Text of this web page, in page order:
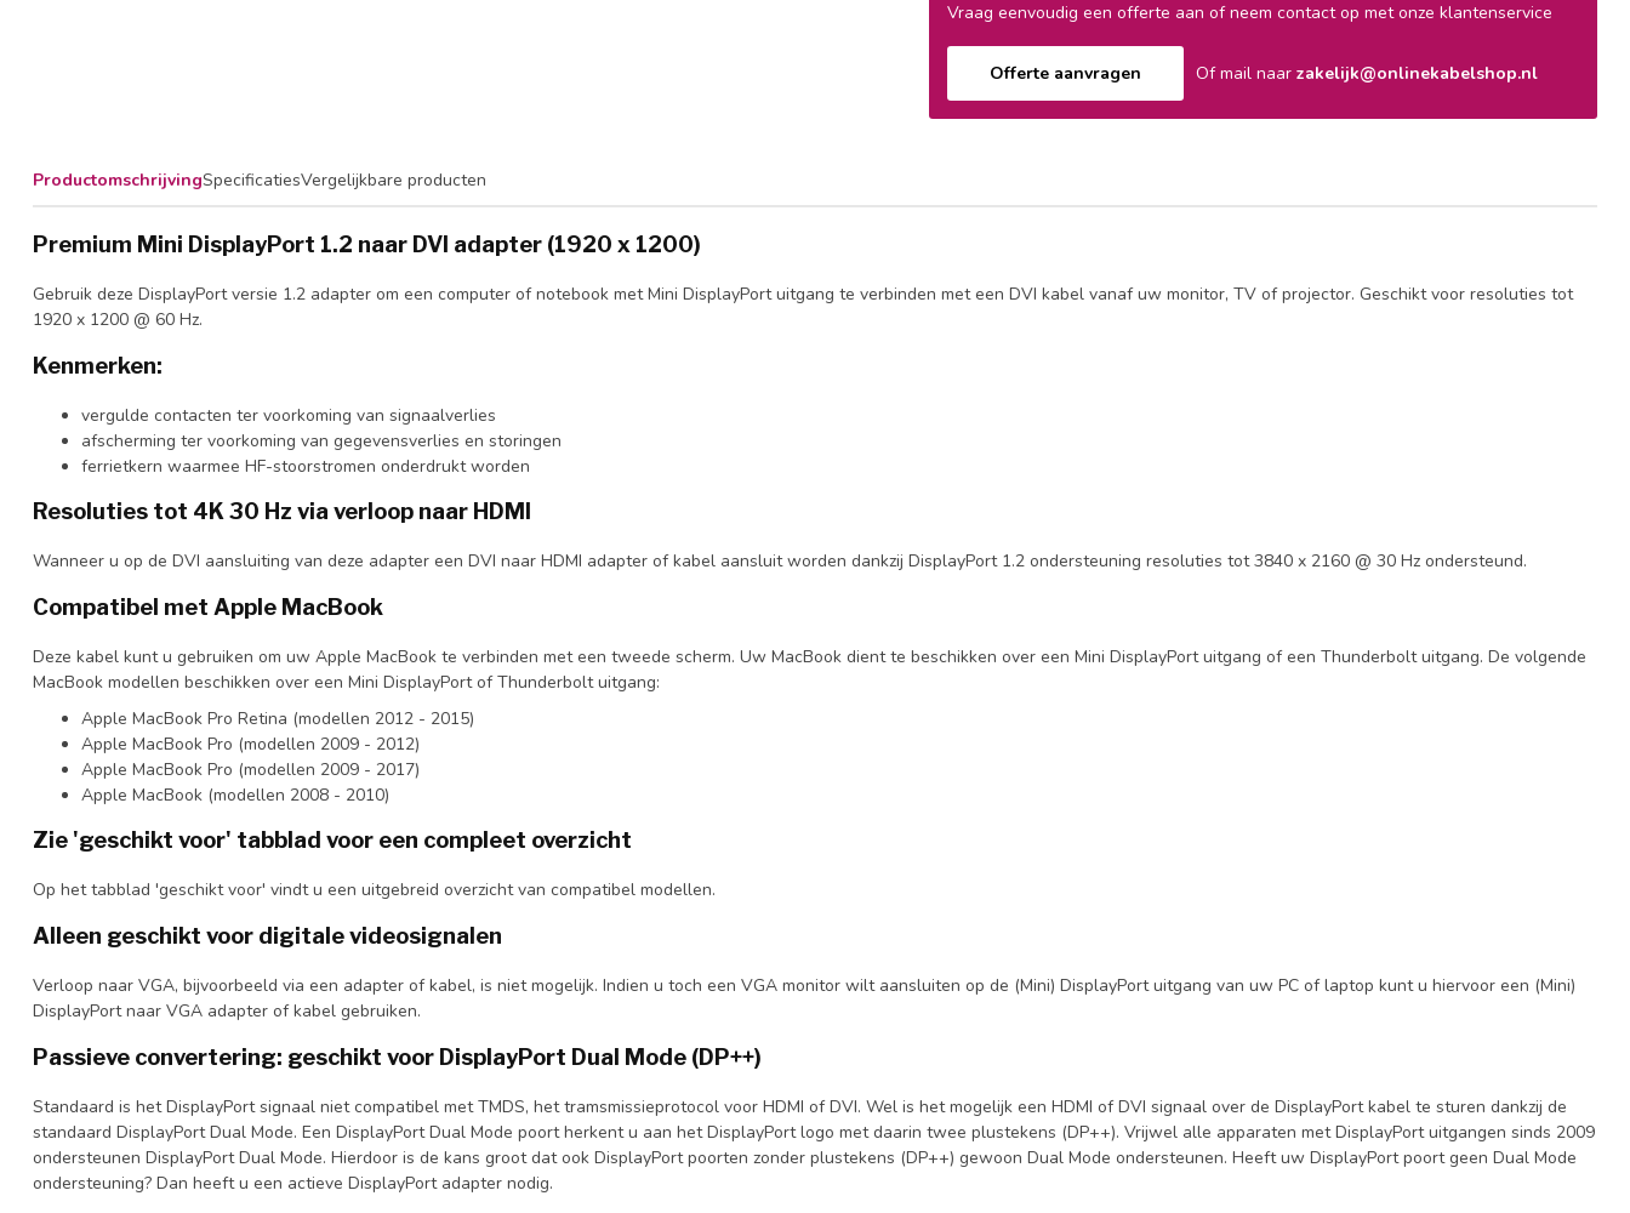
Vraag eenvoudig een offerte aan of neem contact op met onze klantenservice
Offerte aanvragen Of mail naarzakelijk@onlinekabelshop.nl
ProductomschrijvingSpecificatiesVergelijkbare producten
Premium Mini DisplayPort 1.2 naar DVI adapter (1920 x 1200)
Gebruik deze DisplayPort versie 1.2 adapter om een computer of notebook met Mini DisplayPort uitgang te verbinden met een DVI kabel vanaf uw monitor, TV of projector. Geschikt voor resoluties tot
1920 x 1200 @ 60 Hz.
Kenmerken:
vergulde contacten ter voorkoming van signaalverlies
afscherming ter voorkoming van gegevensverlies en storingen
ferrietkern waarmee HF-stoorstromen onderdrukt worden
Resoluties tot 4K 30 Hz via verloop naar HDMI
Wanneer u op de DVI aansluiting van deze adapter een DVI naar HDMI adapter of kabel aansluit worden dankzij DisplayPort 1.2 ondersteuning resoluties tot 3840 x 2160 @ 30 Hz ondersteund.
Compatibel met Apple MacBook
Deze kabel kunt u gebruiken om uw Apple MacBook te verbinden met een tweede scherm. Uw MacBook dient te beschikken over een Mini DisplayPort uitgang of een Thunderbolt uitgang. De volgende
MacBook modellen beschikken over een Mini DisplayPort of Thunderbolt uitgang:
Apple MacBook Pro Retina (modellen 2012 - 2015)
Apple MacBook Pro (modellen 2009 - 2012)
Apple MacBook Pro (modellen 2009 - 2017)
Apple MacBook (modellen 2008 - 2010)
Zie 'geschikt voor' tabblad voor een compleet overzicht
Op het tabblad 'geschikt voor' vindt u een uitgebreid overzicht van compatibel modellen.
Alleen geschikt voor digitale videosignalen
Verloop naar VGA, bijvoorbeeld via een adapter of kabel, is niet mogelijk. Indien u toch een VGA monitor wilt aansluiten op de (Mini) DisplayPort uitgang van uw PC of laptop kunt u hiervoor een (Mini)
DisplayPort naar VGA adapter of kabel gebruiken.
Passieve convertering: geschikt voor DisplayPort Dual Mode (DP++)
Standaard is het DisplayPort signaal niet compatibel met TMDS, het tramsmissieprotocol voor HDMI of DVI. Wel is het mogelijk een HDMI of DVI signaal over de DisplayPort kabel te sturen dankzij de
standaard DisplayPort Dual Mode. Een DisplayPort Dual Mode poort herkent u aan het DisplayPort logo met daarin twee plustekens (DP++). Vrijwel alle apparaten met DisplayPort uitgangen sinds 2009
ondersteunen DisplayPort Dual Mode. Hierdoor is de kans groot dat ook DisplayPort poorten zonder plustekens (DP++) gewoon Dual Mode ondersteunen. Heeft uw DisplayPort poort geen Dual Mode
ondersteuning? Dan heeft u een actieve DisplayPort adapter nodig.